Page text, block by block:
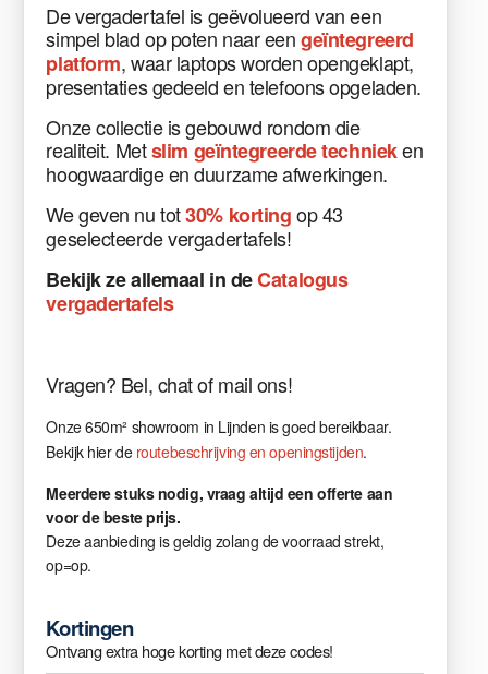
De vergadertafel is geëvolueerd van een
simpel blad op poten naar eengeïntegreerd
platform, waar laptops worden opengeklapt,
presentaties gedeeld en telefoons opgeladen.
Onze collectie is gebouwd rondom die
realiteit. Metslim geïntegreerde technieken
hoogwaardige en duurzame afwerkingen.
We geven nu tot30% kortingop 43
geselecteerde vergadertafels!
Bekijk ze allemaal in deCatalogus
vergadertafels
Vragen? Bel, chat of mail ons!
Onze 650m² showroom in Lijnden is goed bereikbaar.
Bekijk hier de routebeschrijving en openingstijden.
Meerdere stuks nodig, vraag altijd een offerte aan
voor de beste prijs.
Deze aanbieding is geldig zolang de voorraad strekt,
op=op.
Kortingen
Ontvang extra hoge korting met deze codes!